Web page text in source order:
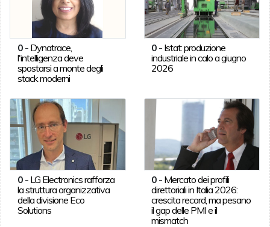
0- Dynatrace,
l'intelligenza deve
spostarsi a monte degli
stack moderni
0 - Istat: produzione
industriale in calo a giugno
2026
0- LG Electronics rafforza
la struttura organizzativa
della divisione Eco
Solutions
0 - Mercato dei profili
direttoriali in Italia 2026:
crescita record, ma pesano
il gap delle PMI e il
mismatch